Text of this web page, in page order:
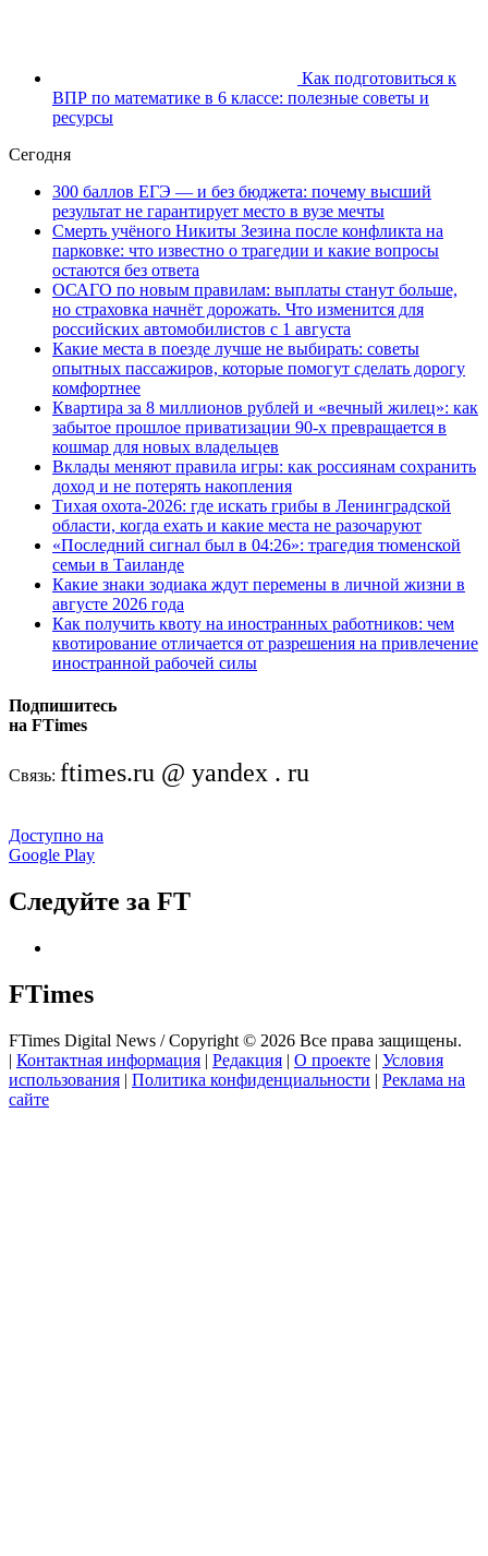
Как подготовиться к
ВПР по математике в 6 классе: полезные советы и
ресурсы
Сегодня
300 баллов ЕГЭ — и без бюджета: почему высший
результат не гарантирует место в вузе мечты
Смерть учёного Никиты Зезина после конфликта на
парковке: что известно о трагедии и какие вопросы
остаются без ответа
ОСАГО по новым правилам: выплаты станут больше,
но страховка начнёт дорожать. Что изменится для
российских автомобилистов с 1 августа
Какие места в поезде лучше не выбирать: советы
опытных пассажиров, которые помогут сделать дорогу
комфортнее
Квартира за 8 миллионов рублей и «вечный жилец»: как
забытое прошлое приватизации 90-х превращается в
кошмар для новых владельцев
Вклады меняют правила игры: как россиянам сохранить
доход и не потерять накопления
Тихая охота-2026: где искать грибы в Ленинградской
области, когда ехать и какие места не разочаруют
«Последний сигнал был в 04:26»: трагедия тюменской
семьи в Таиланде
Какие знаки зодиака ждут перемены в личной жизни в
августе 2026 года
Как получить квоту на иностранных работников: чем
квотирование отличается от разрешения на привлечение
иностранной рабочей силы
Подпишитесь
на FTimes
Связь: ftimes.ru @ yandex . ru
Доступно на
Google Play
Следуйте за FT
FTimes
FTimes Digital News / Copyright © 2026 Все права защищены.
| Контактная информация | Редакция | О проекте | Условия
использования | Политика конфиденциальности | Реклама на
сайте